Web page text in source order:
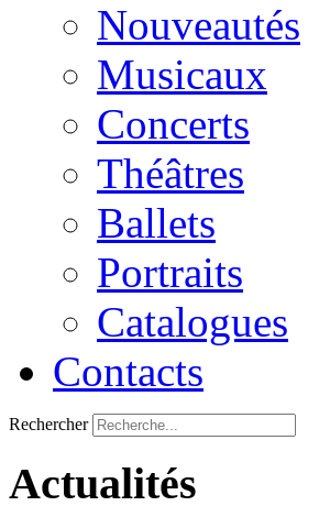
Nouveautés
Musicaux
Concerts
Théâtres
Ballets
Portraits
Catalogues
Contacts
Rechercher
Actualités